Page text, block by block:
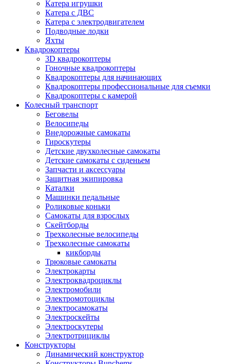
Катера игрушки
Катера с ДВС
Катера с электродвигателем
Подводные лодки
Яхты
Квадрокоптеры
3D квадрокоптеры
Гоночные квадрокоптеры
Квадрокоптеры для начинающих
Квадрокоптеры профессиональные для съемки
Квадрокоптеры с камерой
Колесный транспорт
Беговелы
Велосипеды
Внедорожные самокаты
Гироскутеры
Детские двухколесные самокаты
Детские самокаты с сиденьем
Запчасти и аксессуары
Защитная экипировка
Каталки
Машинки педальные
Роликовые коньки
Самокаты для взрослых
Скейтборды
Трехколесные велосипеды
Трехколесные самокаты
кикборды
Трюковые самокаты
Электрокарты
Электроквадроциклы
Электромобили
Электромотоциклы
Электросамокаты
Электроскейты
Электроскутеры
Электротрициклы
Конструкторы
Динамический конструктор